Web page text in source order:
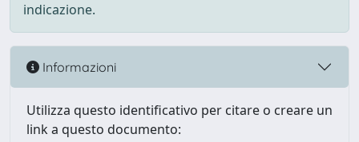
indicazione.
Informazioni
Utilizza questo identificativo per citare o creare un
link a questo documento: